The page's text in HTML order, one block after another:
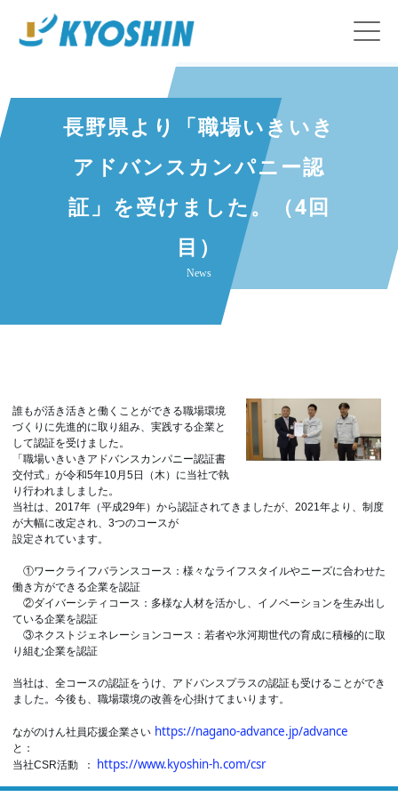
長野県より「職場いきいき
アドバンスカンパニー認
証」を受けました。（4回
目）
News
誰もが活き活きと働くことができる職場環境
づくりに先進的に取り組み、実践する企業と
して認証を受けました。
「職場いきいきアドバンスカンパニー認証書
交付式」が令和5年10月5日（木）に当社で執
り行われましました。
当社は、2017年（平成29年）から認証されてきましたが、2021年より、制度
が大幅に改定され、3つのコースが
設定されています。
①ワークライフバランスコース：様々なライフスタイルやニーズに合わせた
働き方ができる企業を認証
②ダイバーシティコース：多様な人材を活かし、イノベーションを生み出し
ている企業を認証
③ネクストジェネレーションコース：若者や氷河期世代の育成に積極的に取
り組む企業を認証
当社は、全コースの認証をうけ、アドバンスプラスの認証も受けることができ
ました。今後も、職場環境の改善を心掛けてまいります。
ながのけん社員応援企業さい https://nagano-advance.jp/advance
と：
当社CSR活動 ： https://www.kyoshin-h.com/csr